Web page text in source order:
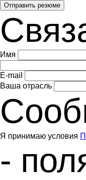
Отправить резюме
Имя
E-mail
Ваша отрасль
Я принимаю условия
-